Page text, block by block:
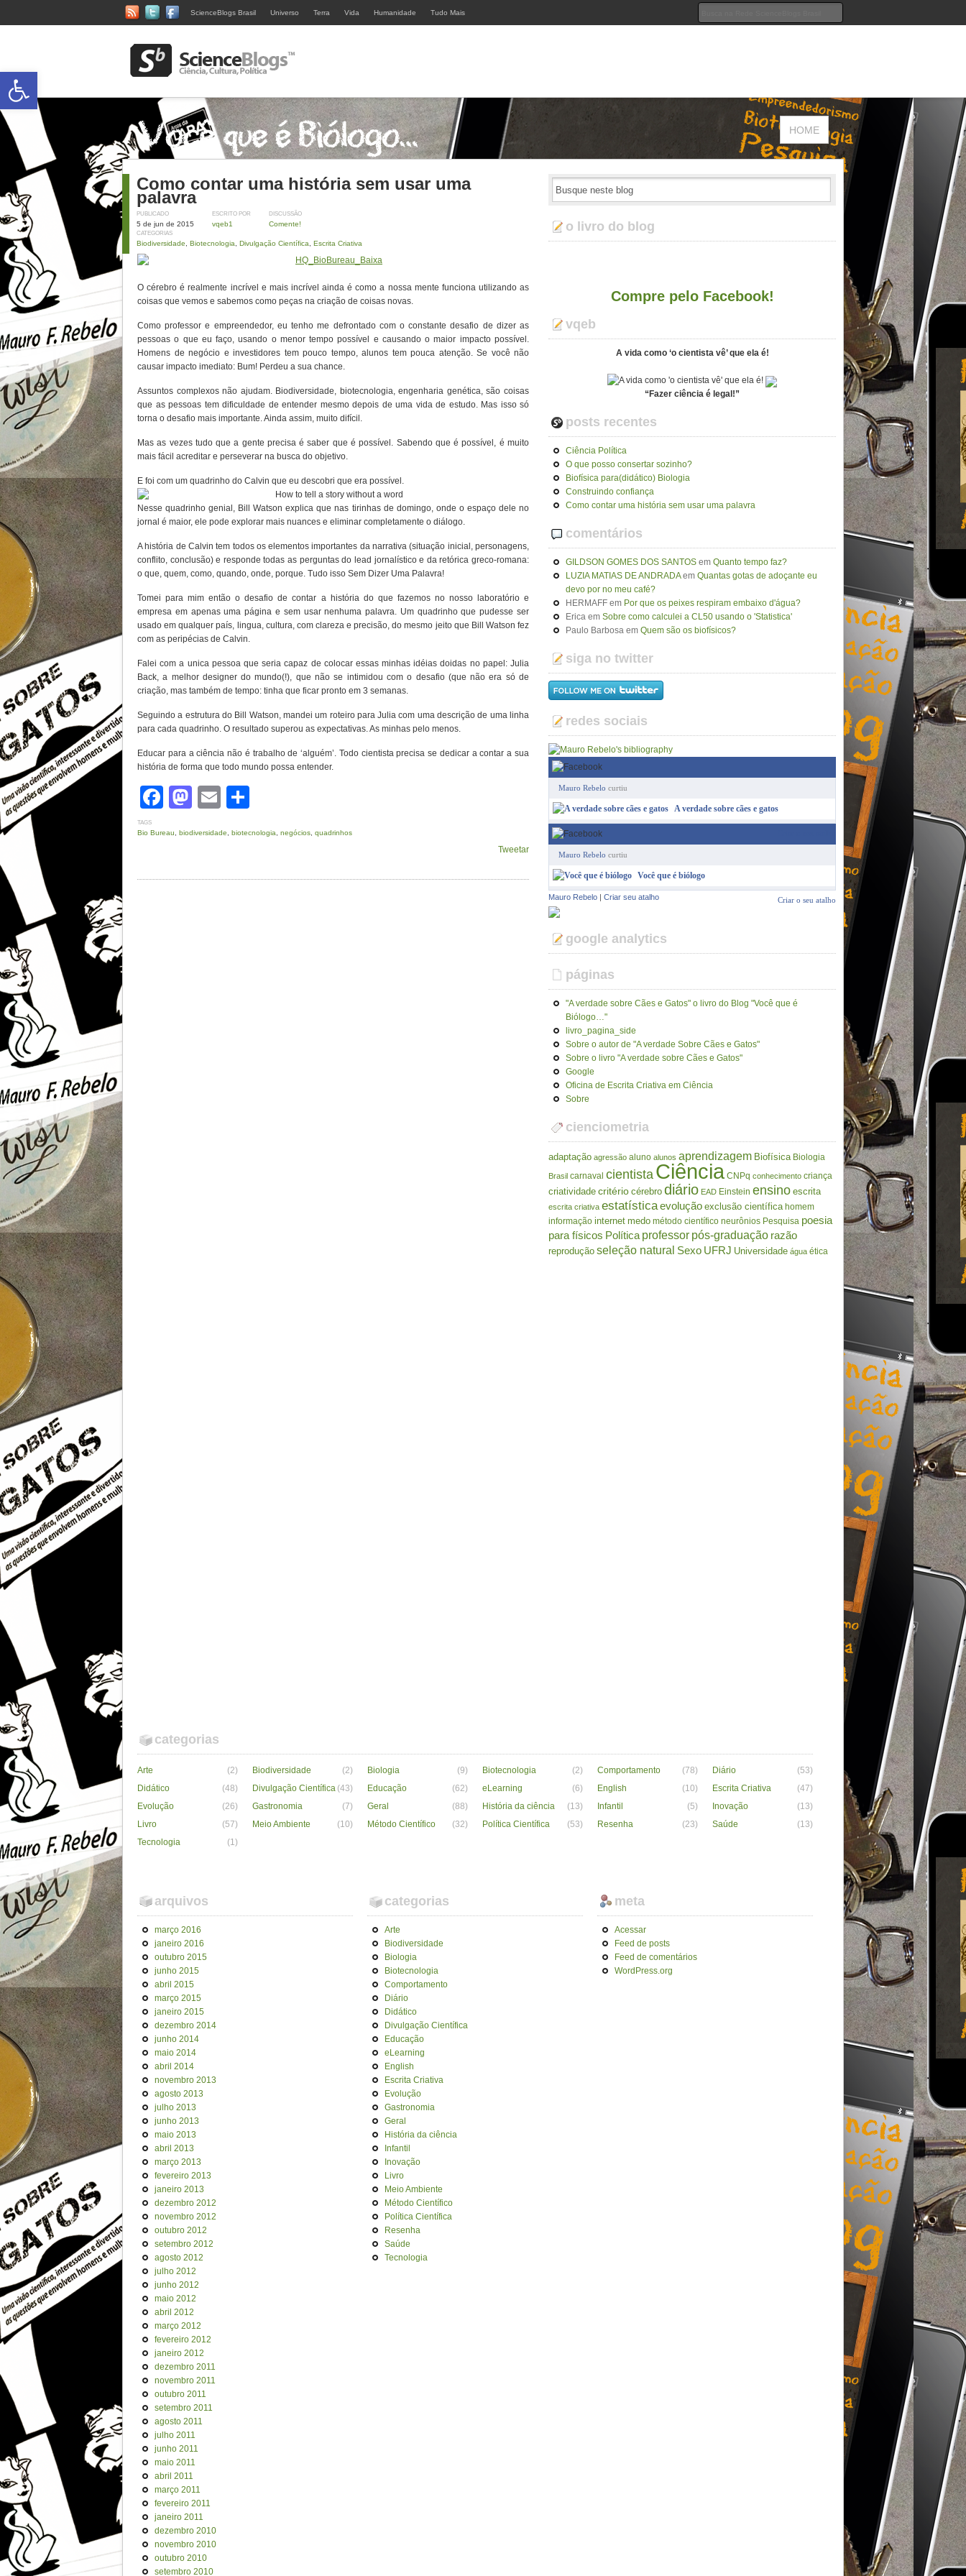
ScienceBlogs Brasil Universo Terra Vida Humanidade Tudo Mais
HOME
Como contar uma história sem usar uma
palavra
PUBLICADO
5 de jun de 2015
ESCRITO POR
vqeb1
DISCUSSÃO
Comente!
CATEGORIAS
Biodiversidade Biotecnologia Divulgação Científica Escrita Criativa
O cérebro é realmente incrível e mais incrível ainda é como a nossa mente funciona utilizando as
coisas que vemos e sabemos como peças na criação de coisas novas.
Como professor e empreendedor, eu tenho me defrontado com o constante desafio de dizer as
pessoas o que eu faço, usando o menor tempo possível e causando o maior impacto possível.
Homens de negócio e investidores tem pouco tempo, alunos tem pouca atenção. Se você não
causar impacto imediato: Bum! Perdeu a sua chance.
Assuntos complexos não ajudam. Biodiversidade, biotecnologia, engenharia genética, são coisas
que as pessoas tem dificuldade de entender mesmo depois de uma vida de estudo. Mas isso só
torna o desafio mais importante. Ainda assim, muito difícil.
Mas as vezes tudo que a gente precisa é saber que é possível. Sabendo que é possível, é muito
mais fácil acreditar e perseverar na busca do objetivo.
E foi com um quadrinho do Calvin que eu descobri que era possível.
Nesse quadrinho genial, Bill Watson explica que nas tirinhas de domingo, onde o espaço dele no
jornal é maior, ele pode explorar mais nuances e eliminar completamente o diálogo.
A história de Calvin tem todos os elementos importantes da narrativa (situação inicial, personagens,
conflito, conclusão) e responde todas as perguntas do lead jornalístico e da retórica greco-romana:
o que, quem, como, quando, onde, porque. Tudo isso Sem Dizer Uma Palavra!
Tomei para mim então o desafio de contar a história do que fazemos no nosso laboratório e
empresa em apenas uma página e sem usar nenhuma palavra. Um quadrinho que pudesse ser
usado em qualquer país, lingua, cultura, com clareza e precisão, do mesmo jeito que Bill Watson fez
com as peripécias de Calvin.
Falei com a unica pessoa que seria capaz de colocar essas minhas idéias doidas no papel: Julia
Back, a melhor designer do mundo(!), que não se intimidou com o desafio (que não era só de
criação, mas também de tempo: tinha que ficar pronto em 3 semanas.
Seguindo a estrutura do Bill Watson, mandei um roteiro para Julia com uma descrição de uma linha
para cada quadrinho. O resultado superou as expectativas. As minhas pelo menos.
Educar para a ciência não é trabalho de ‘alguém’. Todo cientista precisa se dedicar a contar a sua
história de forma que todo mundo possa entender.
Facebook
Mastodon
Email
TAGS
Bio Bureau biodiversidade biotecnologia negócios quadrinhos
Tweetar
o livro do blog
Compre pelo Facebook!
vqeb
A vida como ‘o cientista vê’ que ela é!
“Fazer ciência é legal!”
posts recentes
Ciência Política
O que posso consertar sozinho?
Biofísica para(didático) Biologia
Construindo confiança
Como contar uma história sem usar uma palavra
comentários
GILDSON GOMES DOS SANTOS em Quanto tempo faz?
LUZIA MATIAS DE ANDRADAem Quantas gotas de adoçante eu
devo por no meu café?
HERMAFF em Por que os peixes respiram embaixo d'água?
Erica em Sobre como calculei a CL50 usando o 'Statistica'
Paulo Barbosa em Quem são os biofísicos?
siga no twitter
redes sociais
Mauro Rebelo curtiu
A verdade sobre cães e gatos
Mauro Rebelo curtiu
Você que é biólogo
Criar o seu atalho
Mauro Rebelo | Criar seu atalho
google analytics
páginas
"A verdade sobre Cães e Gatos" o livro do Blog "Você que é
Biólogo…"
livro_pagina_side
Sobre o autor de "A verdade Sobre Cães e Gatos"
Sobre o livro "A verdade sobre Cães e Gatos"
Google
Oficina de Escrita Criativa em Ciência
Sobre
cienciometria
adaptação agressão aluno alunos aprendizagem Biofísica Biologia
Brasil carnaval cientista Ciência CNPq conhecimento criança
criatividade critério cérebro diário EAD Einstein ensino escrita
escrita criativa estatísticaevolução exclusão científica homem
informação internet medo método científico neurônios Pesquisa poesia
para físicos Política professor pós-graduação razão
reprodução seleção natural Sexo UFRJ Universidade água ética
categorias
Arte (2) Biodiversidade (2) Biologia (9) Biotecnologia (2) Comportamento (78) Diário
(53)
Didático
(48) Divulgação Científica (43) Educação (62) eLearning (6) English (10) Escrita Criativa
(47)
Evolução
(26) Gastronomia (7) Geral (88) História da ciência (13) Infantil (5) Inovação
(13)
Livro
(57) Meio Ambiente (10) Método Científico (32) Política Científica (53) Resenha (23) Saúde
(13)
Tecnologia
(1)
arquivos
março 2016
janeiro 2016
outubro 2015
junho 2015
abril 2015
março 2015
janeiro 2015
dezembro 2014
junho 2014
maio 2014
abril 2014
novembro 2013
agosto 2013
julho 2013
junho 2013
maio 2013
abril 2013
março 2013
fevereiro 2013
janeiro 2013
dezembro 2012
novembro 2012
outubro 2012
setembro 2012
agosto 2012
julho 2012
junho 2012
maio 2012
abril 2012
março 2012
fevereiro 2012
janeiro 2012
dezembro 2011
novembro 2011
outubro 2011
setembro 2011
agosto 2011
julho 2011
junho 2011
maio 2011
abril 2011
março 2011
fevereiro 2011
janeiro 2011
dezembro 2010
novembro 2010
outubro 2010
setembro 2010
categorias
Arte
Biodiversidade
Biologia
Biotecnologia
Comportamento
Diário
Didático
Divulgação Científica
Educação
eLearning
English
Escrita Criativa
Evolução
Gastronomia
Geral
História da ciência
Infantil
Inovação
Livro
Meio Ambiente
Método Científico
Política Científica
Resenha
Saúde
Tecnologia
meta
Acessar
Feed de posts
Feed de comentários
WordPress.org
Abrir a barra de ferramentas